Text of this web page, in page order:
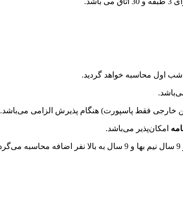
شب اول محاسبه خواهد گردید.
خارجی فقط پاسپورت) هنگام پذیرش الزامی می‌باشد.
امکان‌پذیر می‌باشد.